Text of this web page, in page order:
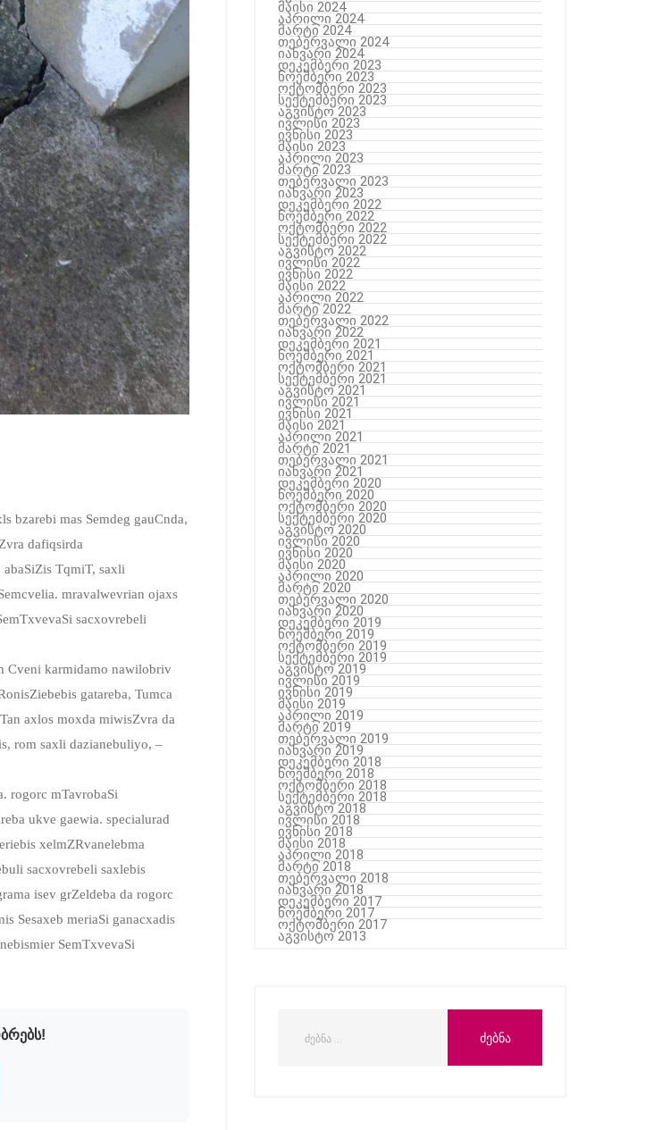
bzarebi mas Semdeg gauCnda,
dafiqsirda
TqmiT, saxli
mravalwevrian ojaxs
sacxovrebeli
Cveni karmidamo nawilobriv
gatareba, Tumca
axlos moxda miwisZvra da
rom saxli dazianebuliyo, –
rogorc mTavrobaSi
ukve gaewia. specialurad
xelmZRvanelebma
sacxovrebeli saxlebis
isev grZeldeba da rogorc
Sesaxeb meriaSi ganacxadis
SemTxvevaSi
მაისი 2024
აპრილი 2024
მარტი 2024
თებერვალი 2024
იანვარი 2024
დეკემბერი 2023
ნოემბერი 2023
ოქტომბერი 2023
სექტემბერი 2023
აგვისტო 2023
ივლისი 2023
ივნისი 2023
მაისი 2023
აპრილი 2023
მარტი 2023
თებერვალი 2023
იანვარი 2023
დეკემბერი 2022
ნოემბერი 2022
ოქტომბერი 2022
სექტემბერი 2022
აგვისტო 2022
ივლისი 2022
ივნისი 2022
მაისი 2022
აპრილი 2022
მარტი 2022
თებერვალი 2022
იანვარი 2022
დეკემბერი 2021
ნოემბერი 2021
ოქტომბერი 2021
სექტემბერი 2021
აგვისტო 2021
ივლისი 2021
ივნისი 2021
მაისი 2021
აპრილი 2021
მარტი 2021
თებერვალი 2021
იანვარი 2021
დეკემბერი 2020
ნოემბერი 2020
ოქტომბერი 2020
სექტემბერი 2020
აგვისტო 2020
ივლისი 2020
ივნისი 2020
მაისი 2020
აპრილი 2020
მარტი 2020
თებერვალი 2020
იანვარი 2020
დეკემბერი 2019
ნოემბერი 2019
ოქტომბერი 2019
სექტემბერი 2019
აგვისტო 2019
ივლისი 2019
ივნისი 2019
მაისი 2019
აპრილი 2019
მარტი 2019
თებერვალი 2019
იანვარი 2019
დეკემბერი 2018
ნოემბერი 2018
ოქტომბერი 2018
სექტემბერი 2018
აგვისტო 2018
ივლისი 2018
ივნისი 2018
მაისი 2018
აპრილი 2018
მარტი 2018
თებერვალი 2018
იანვარი 2018
დეკემბერი 2017
ნოემბერი 2017
ოქტომბერი 2017
აგვისტო 2013